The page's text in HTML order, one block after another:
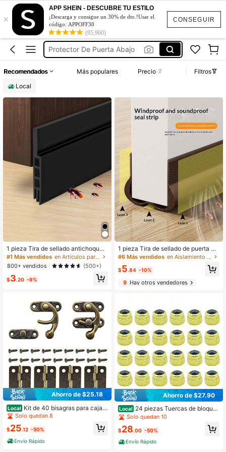
CONSEGUIR
×
APP SHEIN - DESCUBRE TU ESTILO
¡Descarga y consigue un 30% de dto.!Usar el
código: APPOFF30
(95,960)
Sellador De Puerta
Hogar
Puerta
Protector De Puerta Abajo
Hogar
Recomendados Más populares Precio
Filtros
Local
1 pieza Tira de sellado antichoques,
útiles escolares
#1 Más vendidos
en Artículos para el hogar a bajo precio Protecció
800+ vendidos
(500+)
$3.20 -9%
Ahorro de $25.18
Local Kit de 40 bisagras para caja d
e bronce antiguo y 20 juegos de cie
rres de gancho derecho antiguo par
a caja de madera, con tornillos a jue
DIY, gabinete de joyería y caja de m
Solo quedan 8
$25.12 -50%
Envío Rápido
1 pieza Tira de sellado de puerta de
PVC, tope de puerta inferior, burlete
sonido (Adecuado para puertas de
de grosor)
#6 Más vendidos en Aislamiento del hueco de la puerta
$5.84 -10%
9Hay otros vendedores
Ahorro de $27.90
Local 24 piezas Tuercas de bloque
o para fingerboard profesionales co
n inserto de nylon
Solo quedan 10
$28.00 -50%
Envío Rápido